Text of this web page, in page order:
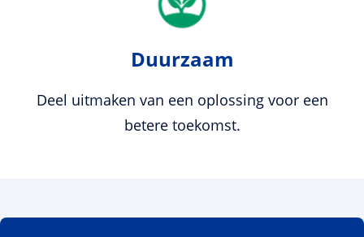
Duurzaam
Deel uitmaken van een oplossing voor een
betere toekomst.